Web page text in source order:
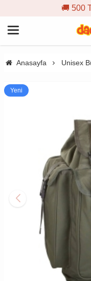
🚚 500
Anasayfa Unisex
Yeni